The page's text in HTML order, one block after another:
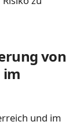
von
im
und im